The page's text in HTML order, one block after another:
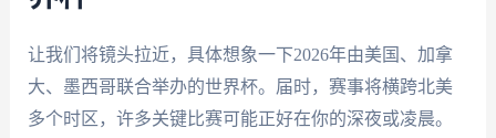
让我们将镜头拉近，具体想象一下2026年由美国、加拿
大、墨西哥联合举办的世界杯。届时，赛事将横跨北美
多个时区，许多关键比赛可能正好在你的深夜或凌晨。